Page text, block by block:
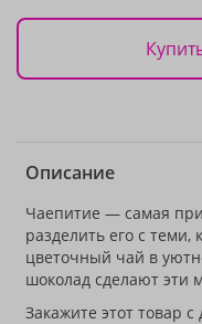
Описание
Чаепитие — самая
разделить его с
цветочный чай в
шоколад сделают эти
Закажите этот товар